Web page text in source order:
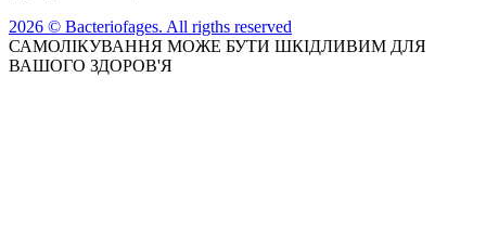
2026 © Bacteriofages. All rigths reserved
САМОЛІКУВАННЯ МОЖЕ БУТИ ШКІДЛИВИМ ДЛЯ
ВАШОГО ЗДОРОВ'Я